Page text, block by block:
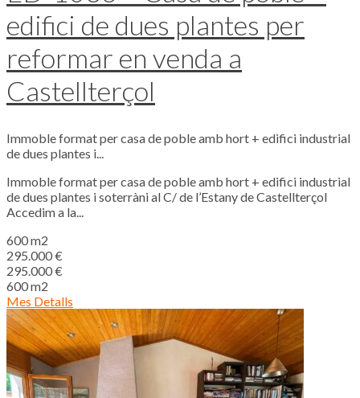
edifici de dues plantes per
reformar en venda a
Castellterçol
Immoble format per casa de poble amb hort + edifici industrial
de dues plantes i...
Immoble format per casa de poble amb hort + edifici industrial
de dues plantes i soterràni al C/ de l’Estany de Castellterçol
Accedim a la...
600 m2
295.000 €
295.000 €
600 m2
Mes Detalls